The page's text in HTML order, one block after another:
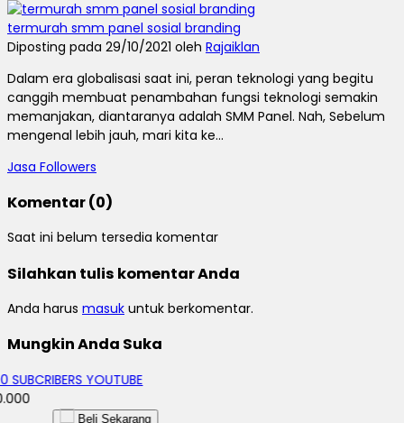
termurah smm panel sosial branding
Diposting pada 29/10/2021 oleh Rajaiklan
Dalam era globalisasi saat ini, peran teknologi yang begitu
canggih membuat penambahan fungsi teknologi semakin
memanjakan, diantaranya adalah SMM Panel. Nah, Sebelum
mengenal lebih jauh, mari kita ke...
Jasa Followers
Komentar (0)
Saat ini belum tersedia komentar
Silahkan tulis komentar Anda
Anda harus masuk untuk berkomentar.
Mungkin Anda Suka